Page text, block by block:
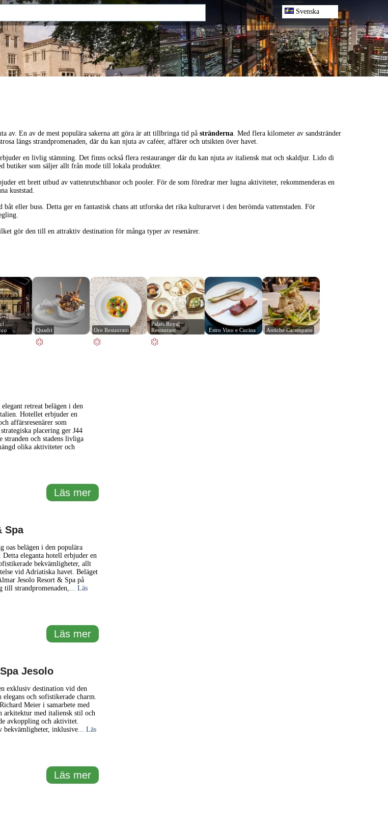
Svenska
av. En av de mest populära sakerna att göra är att tillbringa tid påstränderna. Med flera kilometer av sandstränder
längs strandpromenaden, där du kan njuta av caféer, affärer och utsikten över havet.
en livlig stämning. Det finns också flera restauranger där du kan njuta av italiensk mat och skaldjur. Lido di
butiker som säljer allt från mode till lokala produkter.
ett brett utbud av vattenrutschbanor och pooler. För de som föredrar mer lugna aktiviteter, rekommenderas en
kuststad.
båt eller buss. Detta ger en fantastisk chans att utforska det rika kulturarvet i den berömda vattenstaden. För
gör den till en attraktiv destination för många typer av resenärer.
Quadri Oro Restaurant
Palais Royal
Restaurant
Estro Vino e Cucina Antiche Carampane
retreat belägen i den
Hotellet erbjuder en
affärsresenärer som
placering ger J44
och stadens livliga
olika aktiviteter och
Läs mer
Spa
oas belägen i den populära
eleganta hotell erbjuder en
bekvämligheter, allt
vid Adriatiska havet. Beläget
Jesolo Resort & Spa på
strandpromenaden,
... Läs
Läs mer
Jesolo
exklusiv destination vid den
och sofistikerade charm.
Meier i samarbete med
arkitektur med italiensk stil och
avkoppling och aktivitet.
bekvämligheter, inklusive... Läs
Läs mer